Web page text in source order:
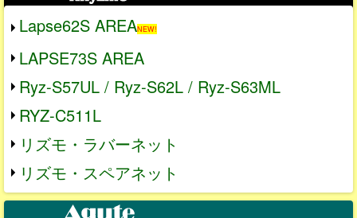
Lapse62S AREANEW!
LAPSE73S AREA
Ryz-S57UL / Ryz-S62L / Ryz-S63ML
RYZ-C511L
リズモ・ラバーネット
リズモ・スペアネット